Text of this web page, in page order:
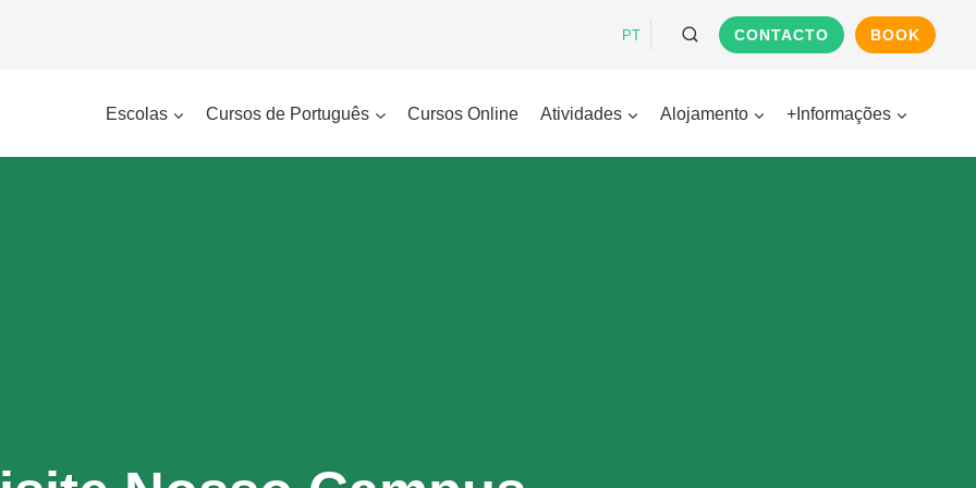
PT CONTACTO BOOK
Escolas Cursos de Português Cursos Online Atividades Alojamento +Informações